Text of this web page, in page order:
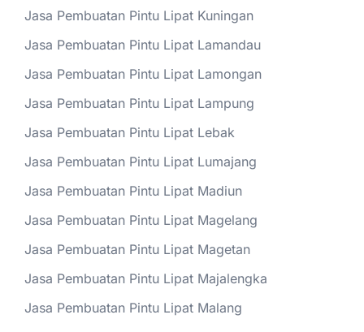
Jasa Pembuatan Pintu Lipat Kuningan
Jasa Pembuatan Pintu Lipat Lamandau
Jasa Pembuatan Pintu Lipat Lamongan
Jasa Pembuatan Pintu Lipat Lampung
Jasa Pembuatan Pintu Lipat Lebak
Jasa Pembuatan Pintu Lipat Lumajang
Jasa Pembuatan Pintu Lipat Madiun
Jasa Pembuatan Pintu Lipat Magelang
Jasa Pembuatan Pintu Lipat Magetan
Jasa Pembuatan Pintu Lipat Majalengka
Jasa Pembuatan Pintu Lipat Malang